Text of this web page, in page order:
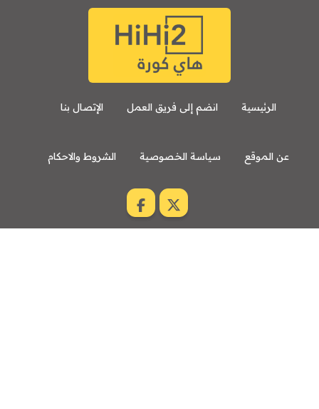
الرئيسية انضم إلى فريق العمل الإتصال بنا
عن الموقع سياسة الخصوصية الشروط والاحكام